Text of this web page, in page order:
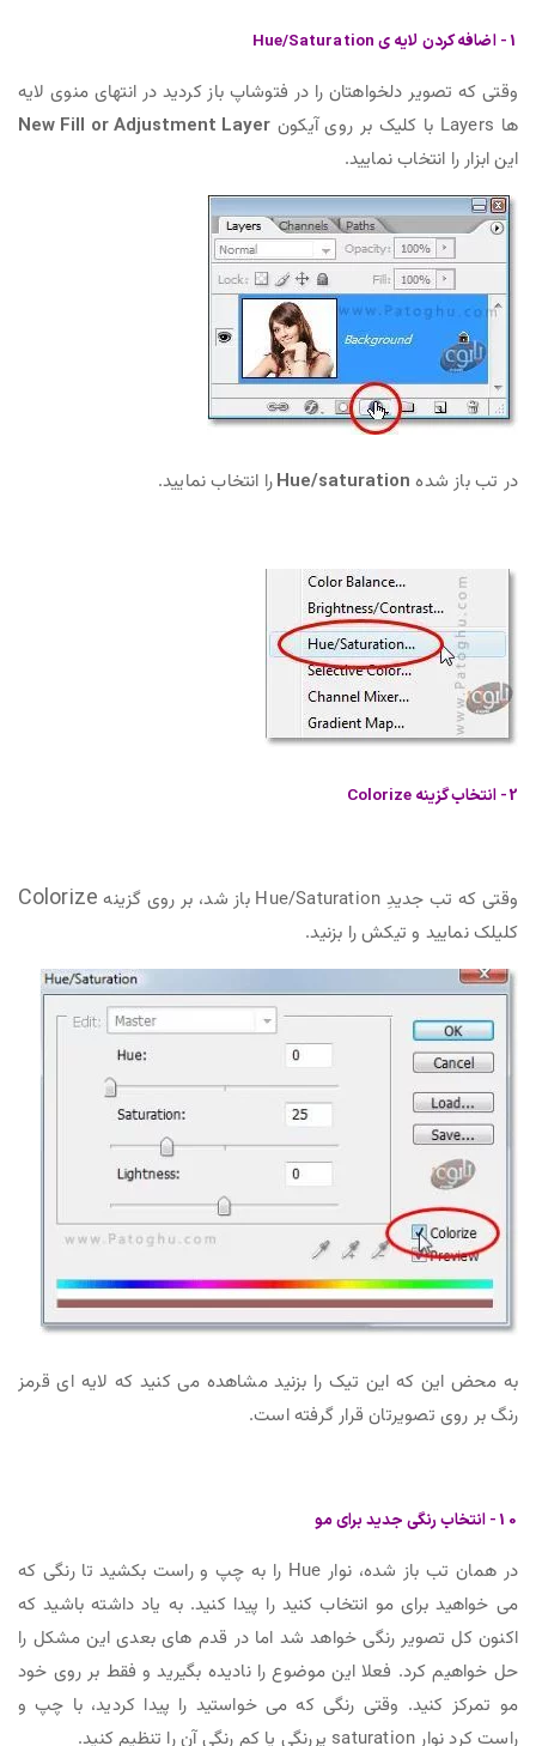
1- اضافه کردن لایه ی Hue/Saturation
وقتی که تصویر دلخواهتان را در فتوشاپ باز کردید در انتهای منوی لایه
ها Layers با کلیک بر روی آیکون
New Fill or Adjustment Layer
این ابزار را انتخاب نمایید.
در تب باز شده Hue/saturationرا انتخاب نمایید.
2- انتخاب گزینه Colorize
وقتی که تب جدیدِ Hue/Saturation باز شد، بر روی گزینه Colorize
کلیلک نمایید و تیکش را بزنید.
به محض این که این تیک را بزنید مشاهده می کنید که لایه ای قرمز
رنگ بر روی تصویرتان قرار گرفته است.
10- انتخاب رنگی جدید برای مو
در همان تب باز شده، نوار Hue را به چپ و راست بکشید تا رنگی که
می خواهید برای مو انتخاب کنید را پیدا کنید. به یاد داشته باشید که
اکنون کل تصویر رنگی خواهد شد اما در قدم های بعدی این مشکل را
حل خواهیم کرد. فعلا این موضوع را نادیده بگیرید و فقط بر روی خود
مو تمرکز کنید. وقتی رنگی که می خواستید را پیدا کردید، با چپ و
راست کرد نوار saturation پررنگی یا کم رنگی آن را تنظیم کنید.